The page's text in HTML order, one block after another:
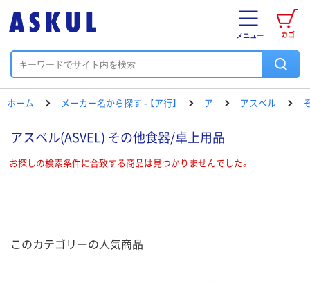
カゴ
メニュー
ホーム メーカー名から探す - 【ア行】 ア アスベル
アスベル(ASVEL) その他食器/卓上用品
お探しの検索条件に合致する商品は見つかりませんでした。
このカテゴリーの人気商品